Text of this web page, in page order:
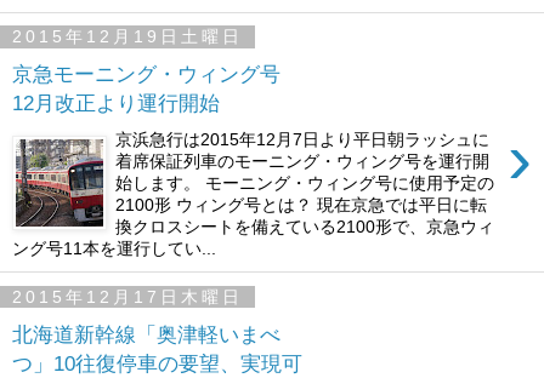
2015年12月19日土曜日
京急モーニング・ウィング号
12月改正より運行開始
›
京浜急行は2015年12月7日より平日朝ラッシュに
着席保証列車のモーニング・ウィング号を運行開
始します。 モーニング・ウィング号に使用予定の
2100形 ウィング号とは？ 現在京急では平日に転
換クロスシートを備えている2100形で、京急ウィ
ング号11本を運行してい...
2015年12月17日木曜日
北海道新幹線「奥津軽いまべ
つ」10往復停車の要望、実現可